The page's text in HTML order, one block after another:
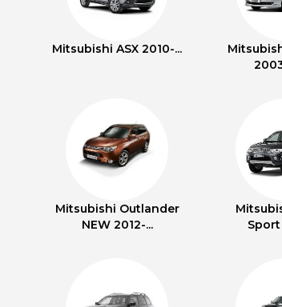
Mitsubishi ASX 2010-...
Mitsubishi Outlander
NEW 2012-...